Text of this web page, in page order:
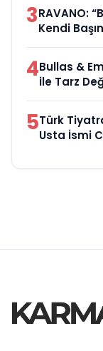
3RAVANO:
Kendi
4Bullas &
ile Tarz
5Türk
Usta İsmi